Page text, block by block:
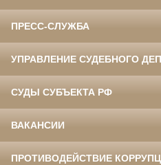
ПРЕСС-СЛУЖБА
УПРАВЛЕНИЕ СУДЕБНОГО
СУДЫ СУБЪЕКТА РФ
ВАКАНСИИ
ПРОТИВОДЕЙСТВИЕ